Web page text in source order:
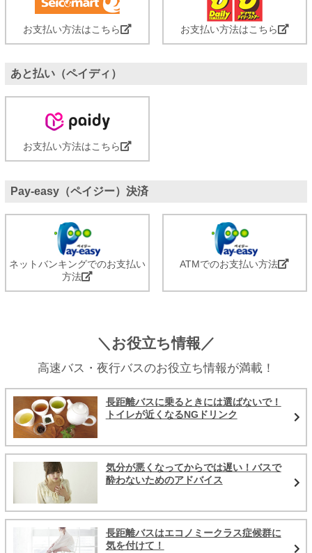
お支払い方法はこちら お支払い方法はこちら
あと払い（ペイディ）
お支払い方法はこちら
Pay-easy（ペイジー）決済
ネットバンキングでのお支払い
方法
ATMでのお支払い方法
＼お役立ち情報／
高速バス・夜行バスのお役立ち情報が満載！
長距離バスに乗るときには選ばないで！
トイレが近くなるNGドリンク
気分が悪くなってからでは遅い！バスで
酔わないためのアドバイス
長距離バスはエコノミークラス症候群に
気を付けて！